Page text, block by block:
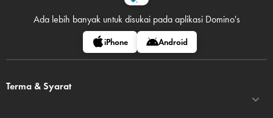
Ada lebih banyak untuk disukai pada aplikasi Domino's
iPhone Android
Terma & Syarat